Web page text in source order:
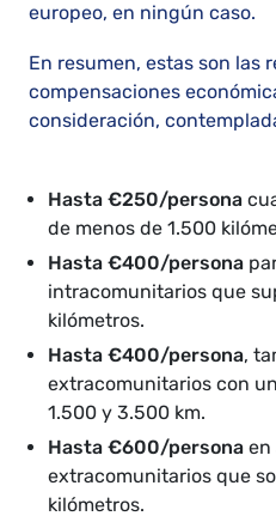
europeo, en ningún caso.
En resumen, estas son las
compensaciones
consideración,
Hasta €250/persona
de menos de 1.500
Hasta €400/persona
intracomunitarios que
kilómetros.
Hasta €400/persona,
extracomunitarios con
1.500 y 3.500 km.
Hasta €600/persona en
extracomunitarios que
kilómetros.